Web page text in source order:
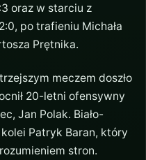
oraz w starciu z
po trafieniu Michała
Prętnika.
meczem doszło
20-letni ofensywny
Jan Polak. Biało-
Patryk Baran, który
stron.